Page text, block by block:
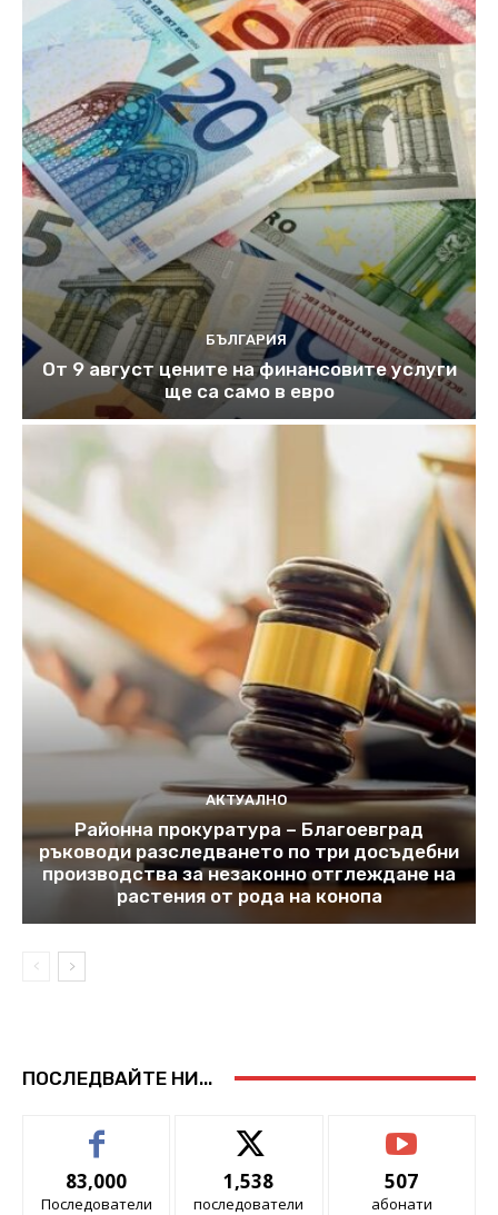
БЪЛГАРИЯ
От 9 август цените на финансовите услуги
ще са само в евро
АКТУАЛНО
Районна прокуратура – Благоевград
ръководи разследването по три досъдебни
производства за незаконно отглеждане на
растения от рода на конопа
ПОСЛЕДВАЙТЕ НИ...
83,000
Последователи
1,538
последователи
507
абонати